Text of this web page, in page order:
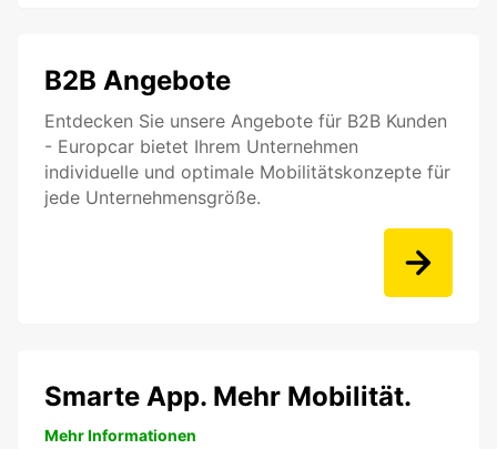
B2B Angebote
Entdecken Sie unsere Angebote für B2B Kunden
- Europcar bietet Ihrem Unternehmen
individuelle und optimale Mobilitätskonzepte für
jede Unternehmensgröße.
Smarte App. Mehr Mobilität.
Mehr Informationen